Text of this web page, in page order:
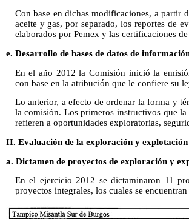
Con base en dichas modificaciones, a partir
aceite y gas, por separado, los reportes de
elaborados por Pemex y las certificaciones
e. Desarrollo de bases de datos de
En el año 2012 la Comisión inició la
con base en la atribución que le confiere su
Lo anterior, a efecto de ordenar la forma y
la comisión. Los primeros instructivos que
refieren a oportunidades exploratorias,
II. Evaluación de la exploración y
a. Dictamen de proyectos de exploración y
En el ejercicio 2012 se dictaminaron 11
proyectos integrales, los cuales se